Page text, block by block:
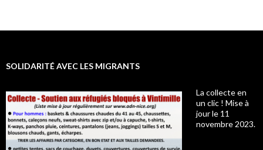
SOLIDARITÉ AVEC LES MIGRANTS
La collecte en
un clic ! Mise à
jour le 11
novembre 2023.